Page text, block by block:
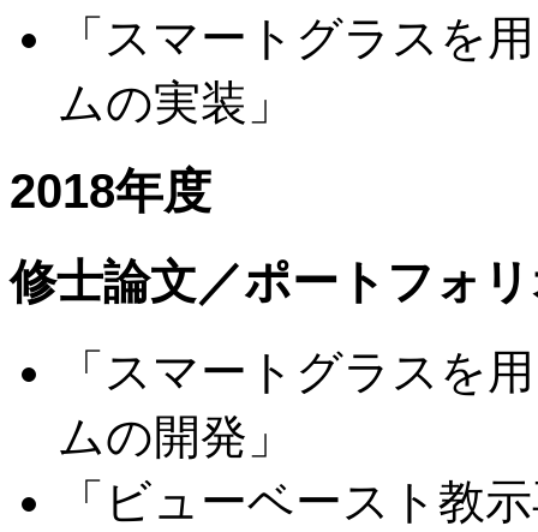
「スマートグラスを
ムの実装」
2018年度
修士論文／ポートフォ
「スマートグラスを
ムの開発」
「ビューベースト教